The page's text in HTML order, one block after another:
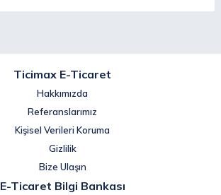
Ticimax E-Ticaret
Hakkımızda
Referanslarımız
Kişisel Verileri Koruma
Gizlilik
Bize Ulaşın
E-Ticaret Bilgi Bankası